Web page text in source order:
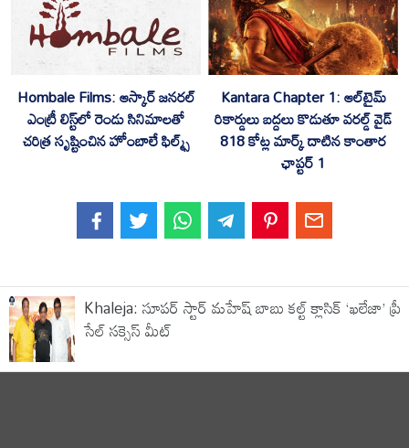
Hombale Films: ఆస్కార్ జనరల్
ఎంట్రీ లిస్ట్‌లో రెండు సినిమాలతో
చరిత్ర సృష్టించిన హోంబాలే ఫిల్మ్స్
Kantara Chapter 1: ఆల్‌టైమ్
రికార్డులు బద్దలు కొడుతూ వరల్డ్ వైడ్
818 కోట్ల మార్క్ దాటిన కాంతార
ఛాప్టర్ 1
Khaleja: సూపర్ స్టార్ మహేష్ బాబు కల్ట్ క్లాసిక్ ‘ఖలేజా’ ప్రీ
సేల్ సక్సెస్ మీట్